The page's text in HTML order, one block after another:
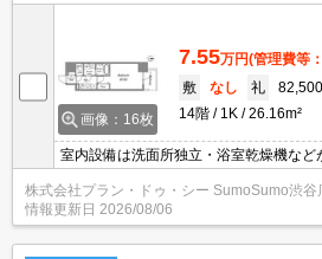
画像：16枚
7.55万円(管理費等
敷
なし 礼
14階
1K 26.16m²
室内設備は洗面所独立・浴室乾燥機など
ど充実しているので安心して生活できま
ス・ゴミ出し24時間OKなどが揃ってお
ックス・クロゼットなど豊富なので、衣
株式会社プラン・ドゥ・シー SumoSumo渋谷
情報更新日 2026/08/06